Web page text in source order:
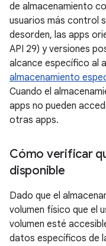
de almacenamiento
usuarios más control
desorden, las apps
API 29) y versiones
alcance específico al
almacenamiento
Cuando el
apps no pueden
otras apps.
Cómo verificar
disponible
Dado que el
volumen físico que el
volumen esté
datos específicos de